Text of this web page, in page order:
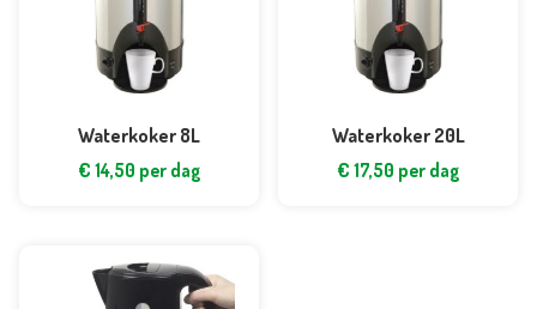
Waterkoker 8L
€ 14,50 per dag
Waterkoker 20L
€ 17,50 per dag